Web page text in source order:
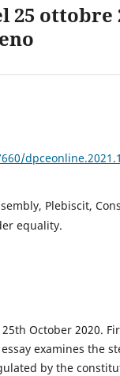
25 ottobre
Plebiscit,
equality.
October 2020.
examines the
by the